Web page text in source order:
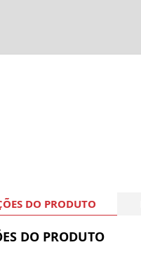
DO PRODUTO
DO PRODUTO